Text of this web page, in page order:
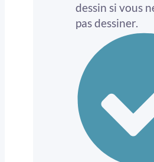
dessin si vous
pas dessiner.